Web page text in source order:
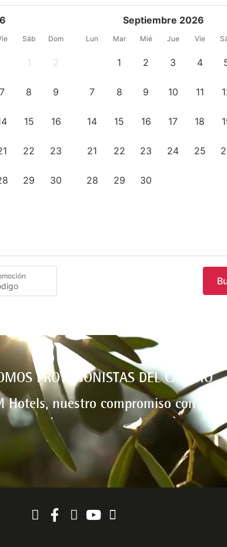
Sáb Dom
1 2
7 8 9
15 16
22 23
29 30
Septiembre 2026
Lun Mar Mié Jue Vie
1 2 3 4
7 8 9 10 11
14 15 16 17 18
21 22 23 24 25
28 29 30
PROTAGONISTAS DEL CAMBIO
Hotels, nuestro compromiso con el